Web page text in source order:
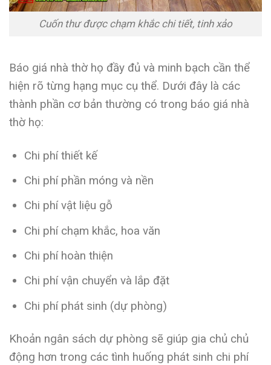
Cuốn thư được chạm khắc chi tiết, tinh xảo
Báo giá nhà thờ họ đầy đủ và minh bạch cần thể
hiện rõ từng hạng mục cụ thể. Dưới đây là các
thành phần cơ bản thường có trong báo giá nhà
thờ họ:
Chi phí thiết kế
Chi phí phần móng và nền
Chi phí vật liệu gỗ
Chi phí chạm khắc, hoa văn
Chi phí hoàn thiện
Chi phí vận chuyển và lắp đặt
Chi phí phát sinh (dự phòng)
Khoản ngân sách dự phòng sẽ giúp gia chủ chủ
động hơn trong các tình huống phát sinh chi phí